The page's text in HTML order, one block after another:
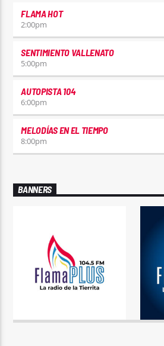
FLAMA HOT
2:00pm
SENTIMIENTO VALLENATO
5:00pm
AUTOPISTA 104
6:00pm
MELODÍAS EN EL TIEMPO
8:00pm
BANNERS